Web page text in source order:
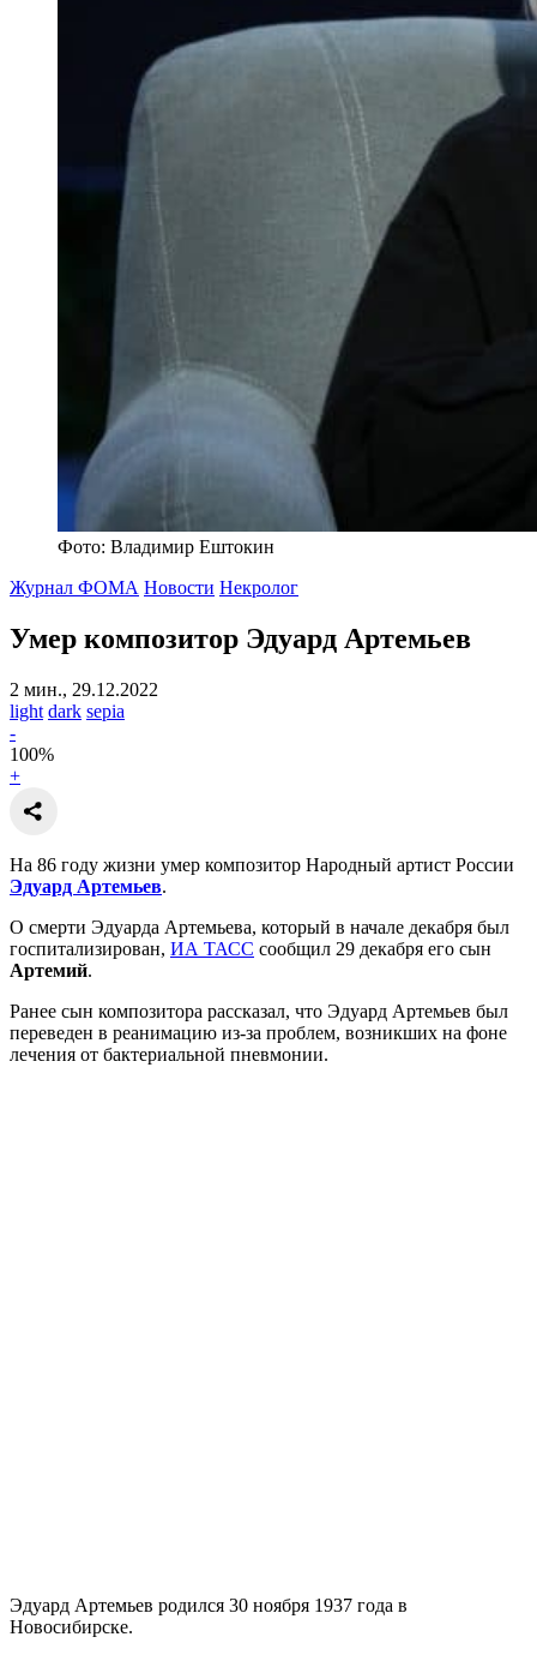
Фото: Владимир Ештокин
Журнал ФОМА Новости Некролог
Умер композитор Эдуард Артемьев
2 мин., 29.12.2022
light dark sepia
-
100%
+
На 86 году жизни умер композитор Народный артист России
Эдуард Артемьев.
О смерти Эдуарда Артемьева, который в начале декабря был
госпитализирован, ИА ТАСС сообщил 29 декабря его сын
Артемий.
Ранее сын композитора рассказал, что Эдуард Артемьев был
переведен в реанимацию из-за проблем, возникших на фоне
лечения от бактериальной пневмонии.
Эдуард Артемьев родился 30 ноября 1937 года в
Новосибирске.